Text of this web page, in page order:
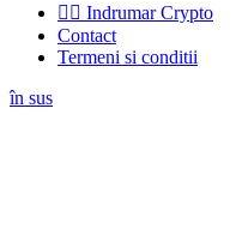
👉🏽 Indrumar Crypto
Contact
Termeni si conditii
în sus